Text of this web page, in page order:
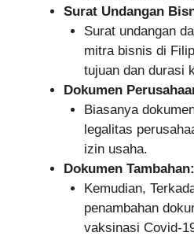
Surat Undangan
Surat undangan
mitra bisnis di
tujuan dan durasi
Dokumen
Biasanya
legalitas
izin usaha.
Dokumen Tambahan:
Kemudian,
penambahan
vaksinasi Covid-